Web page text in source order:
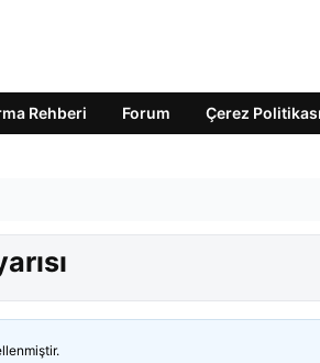
Rehberi Forum Çerez Politikası